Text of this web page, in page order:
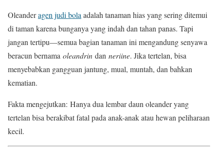
Oleanderagen judi bolaadalah tanaman hias yang sering ditemui
di taman karena bunganya yang indah dan tahan panas. Tapi
jangan tertipu—semua bagian tanaman ini mengandung senyawa
beracun bernama oleandrin dan neriine. Jika tertelan, bisa
menyebabkan gangguan jantung, mual, muntah, dan bahkan
kematian.
Fakta mengejutkan: Hanya dua lembar daun oleander yang
tertelan bisa berakibat fatal pada anak-anak atau hewan peliharaan
kecil.